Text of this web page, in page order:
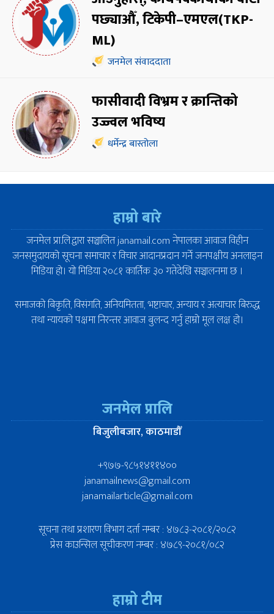
पछ्याऔँ, टिकेपी–एमएल(TKP-
ML)
जनमेल संवाददाता
फासीवादी विभ्रम र क्रान्तिको
उज्ज्वल भविष्य
धर्मेन्द्र बास्तोला
हाम्रो बारे
जनमेल प्रा.लि.द्वारा सञ्चालित janamail.com नेपालका आवाज विहीन
जनसमुदायको सूचना समाचार र विचार आदानप्रदान गर्ने जनपक्षीय अनलाइन
मिडिया हो। यो मिडिया २०८१ कार्तिक ३० गतेदेखि सञ्चालनमा छ ।
समाजको बिकृति, विसंगति, अनियमितता, भष्टाचार, अन्याय र अत्याचार बिरुद्ध
तथा न्यायको पक्षमा निरन्तर आवाज बुलन्द गर्नु हाम्रो मूल लक्ष हो।
जनमेल प्रालि
बिजुलीबजार, काठमाडौँ
+९७७-९८५१४११४००
janamailnews@gmail.com
janamailarticle@gmail.com
सूचना तथा प्रशारण विभाग दर्ता नम्बर : ४७८३-२०८१/२०८२
प्रेस काउन्सिल सूचीकरण नम्बर : ४७८९-२०८१/०८२
हाम्रो टीम